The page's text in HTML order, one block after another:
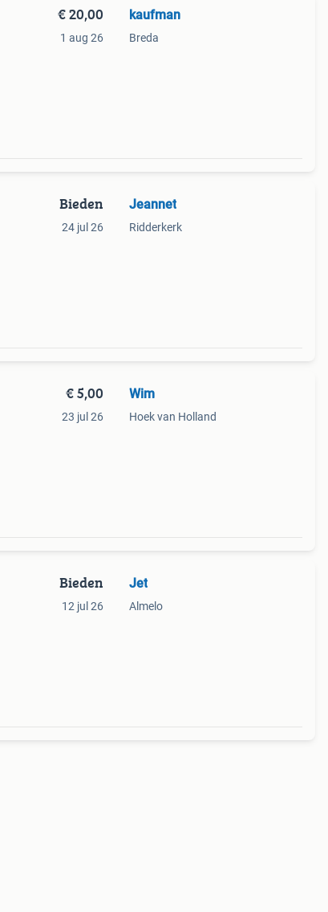
€ 20,00
1 aug 26
kaufman
Breda
Bieden
24 jul 26
Jeannet
Ridderkerk
€ 5,00
23 jul 26
Wim
Hoek van Holland
Bieden
12 jul 26
Jet
Almelo